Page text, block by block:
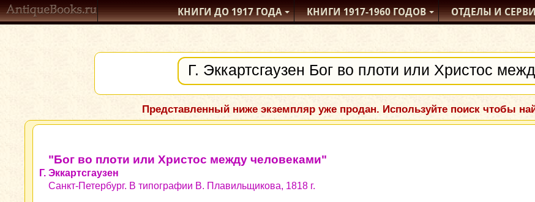
КНИГИ ДО 1917ГОДА КНИГИ1917-1960ГОДОВ ОТДЕЛЫИ
Представленный ниже экземпляр уже продан. Используйте поиск чтобы
"Бог во плоти или Христос между человеками"
Г. Эккартсгаузен
Санкт-Петербург. В типографии В. Плавильщикова, 1818 г.